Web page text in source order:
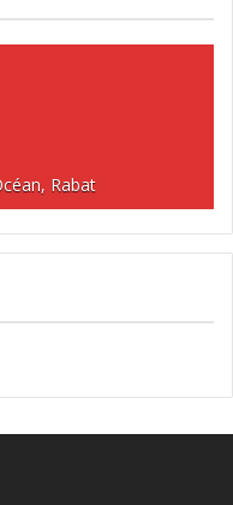
Rabat